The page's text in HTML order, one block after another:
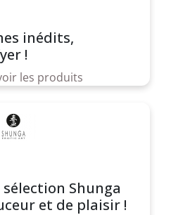
inédits,
!
les produits
Shunga
et de plaisir !